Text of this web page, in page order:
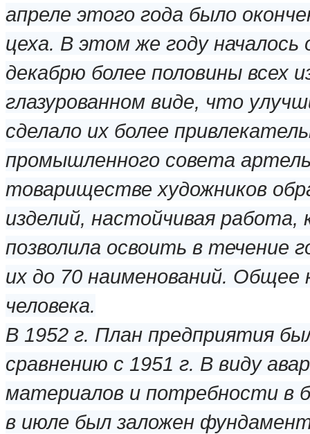
апреле этого года было
цеха. В этом же году началось
декабрю более половины всех
глазурованном виде, что
сделало их более
промышленного совета
товариществе художников
изделий, настойчивая работа,
позволила освоить в течение
их до 70 наименований. Общее
человека.
В 1952 г. План предприятия
сравнению с 1951 г. В виду
материалов и потребности в
в июле был заложен